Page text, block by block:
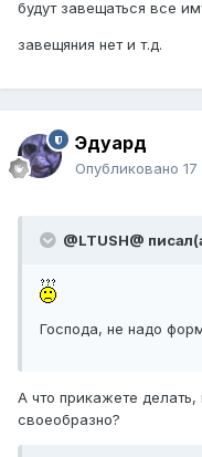
будут завещаться все
завещяния нет и т.д.
Эдуард
Опубликовано
@LTUSH@
Господа, не надо
А что прикажете
своеобразно?